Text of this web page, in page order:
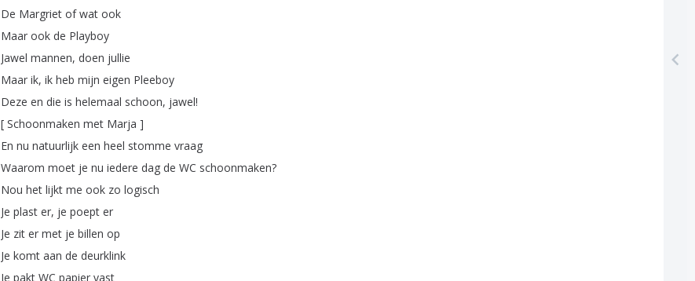
De Margriet of wat ook
Maar ook de Playboy
Jawel mannen, doen jullie
Maar ik, ik heb mijn eigen Pleeboy
Deze en die is helemaal schoon, jawel!
[ Schoonmaken met Marja ]
En nu natuurlijk een heel stomme vraag
Waarom moet je nu iedere dag de WC schoonmaken?
Nou het lijkt me ook zo logisch
Je plast er, je poept er
Je zit er met je billen op
Je komt aan de deurklink
Je pakt WC papier vast